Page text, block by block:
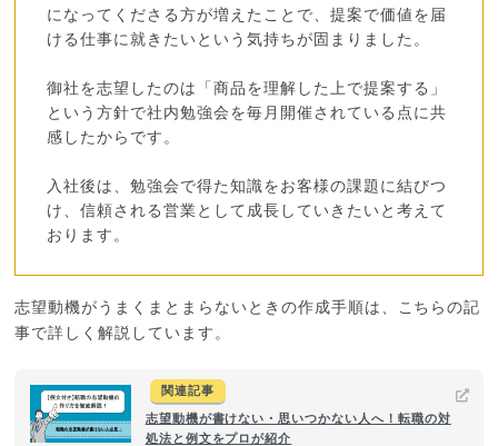
になってくださる方が増えたことで、提案で価値を届
ける仕事に就きたいという気持ちが固まりました。
御社を志望したのは「商品を理解した上で提案する」
という方針で社内勉強会を毎月開催されている点に共
感したからです。
入社後は、勉強会で得た知識をお客様の課題に結びつ
け、信頼される営業として成長していきたいと考えて
おります。
志望動機がうまくまとまらないときの作成手順は、こちらの記
事で詳しく解説しています。
関連記事
志望動機が書けない・思いつかない人へ！転職の対
処法と例文をプロが紹介